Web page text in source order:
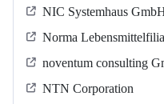
NIC Systemhaus
Norma
noventum consulting
NTN Corporation